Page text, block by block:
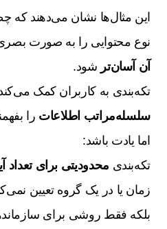
این مثال‌ها نشان می‌دهند که
نوع محتوایی را به صورت
آن آسان‌تر شود.
تکه‌بندی به کاربران کمک
سلسله‌مراتب اطلاعات را
اما یادت باشد:
تکه‌بندی محدودیتی برای تعداد
زمان یا در یک گروه تعیین
بلکه فقط روشی برای